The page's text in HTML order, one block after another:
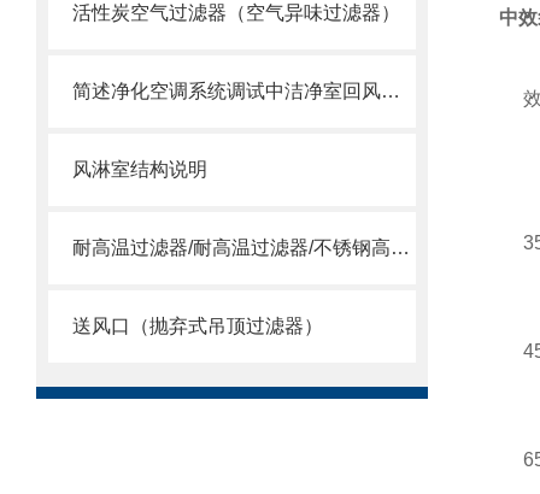
活性炭空气过滤器（空气异味过滤器）
简述净化空调系统调试中洁净室回风口变为送风口的问题
风淋室结构说明
耐高温过滤器/耐高温过滤器/不锈钢高温过滤器
送风口（抛弃式吊顶过滤器）
中效